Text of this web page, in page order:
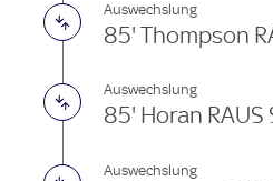
Auswechslung
85' Thompson
Auswechslung
85' Horan RAUS
Auswechslung